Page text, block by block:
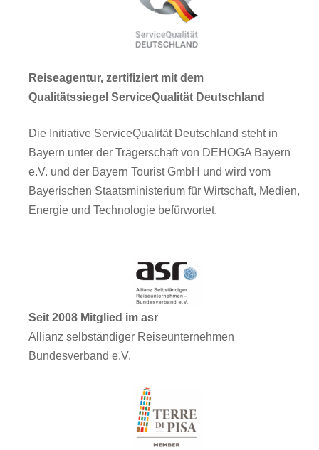
Reiseagentur, zertifiziert mit dem
Qualitätssiegel ServiceQualität Deutschland
Die Initiative ServiceQualität Deutschland steht in
Bayern unter der Trägerschaft von DEHOGA Bayern
e.V. und der Bayern Tourist GmbH und wird vom
Bayerischen Staatsministerium für Wirtschaft, Medien,
Energie und Technologie befürwortet.
Seit 2008 Mitglied im asr
Allianz selbständiger Reiseunternehmen
Bundesverband e.V.